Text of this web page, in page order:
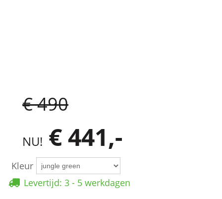
€ 490
NU! € 441,-
Kleur
Levertijd: 3 - 5 werkdagen